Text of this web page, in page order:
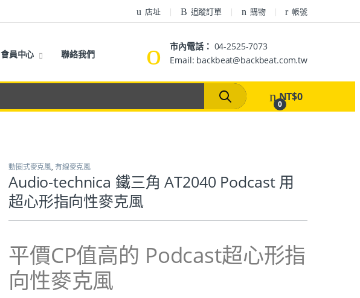
店址 追蹤訂單 購物 帳號
會員中心 聯絡我們
市內電話： 04-2525-7073
Email: backbeat@backbeat.com.tw
0
NT$0
動圈式麥克風, 有線麥克風
Audio-technica 鐵三角 AT2040 Podcast 用
超心形指向性麥克風
平價CP值高的 Podcast超心形指
向性麥克風